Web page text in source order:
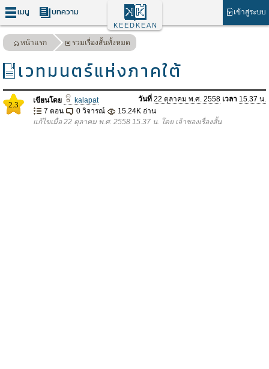
เมนู บทความ เข้าสู่ระบบ
KEEDKEAN
หน้าแรก รวมเรื่องสั้นทั้งหมด
เวทมนตร์แห่งภาคใต้
2.3 เขียนโดย kalapat วันที่ 22 ตุลาคม พ.ศ. 2558 เวลา 15.37 น.
7 ตอน
0 วิจารณ์
15.24K อ่าน
แก้ไขเมื่อ 22 ตุลาคม พ.ศ. 2558 15.37 น. โดย เจ้าของเรื่องสั้น